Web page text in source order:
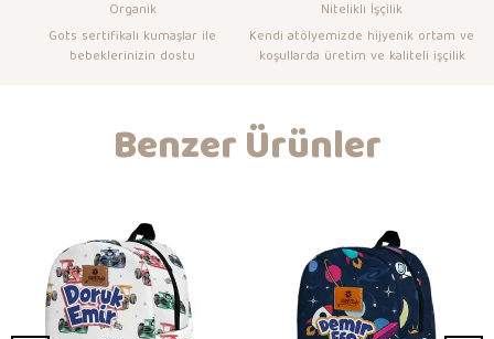
Organik
Gots sertifikalı kumaşlar ile
bebeklerinizin dostu
Nitelikli İşçilik
Kendi atölyemizde hijyenik ortam ve
koşullarda üretim ve kaliteli işçilik
Benzer Ürünler